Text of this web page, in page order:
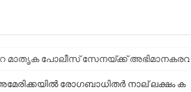
പോലീസ് സേനയ്ക്ക്
രോ​ഗ​ബാ​ധി​ത​ര്‍ നാ​ല് ല​ക്ഷം ക​